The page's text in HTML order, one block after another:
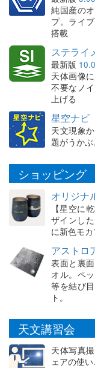
純国産の
プ。ライ
搭載
ステライ
最新版
天体画像
不要なノ
上げる
星空ナビ
天文現象
題がうか
ショッピング
オリジナ
【星空に
ザインし
に新色モカ
アストロ
表面と裏
オル。ペ
等を結び
ト。
天文講習会
天体写真
ェアの使